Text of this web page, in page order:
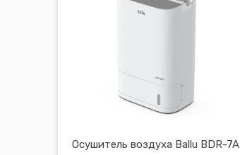
Осушитель воздуха Ballu BDR-7A